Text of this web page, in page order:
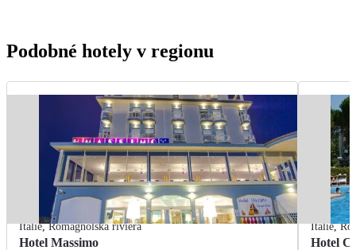
Podobné hotely v regionu
Itálie,Romagnolská riviéra
Hotel Massimo
Itálie,
Hotel